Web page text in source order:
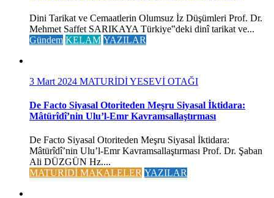
Dini Tarikat ve Cemaatlerin Olumsuz İz Düşümleri Prof. Dr.
Mehmet Saffet SARIKAYA Türkiye‟deki dinî tarikat ve...
Gündem KELAM YAZILAR
3 Mart 2024 MATURİDİ YESEVİ OTAĞI
De Facto Siyasal Otoriteden Meşru Siyasal İktidara:
Mâtürîdî’nin Ulu’l-Emr Kavramsallaştırması
De Facto Siyasal Otoriteden Meşru Siyasal İktidara:
Mâtürîdî’nin Ulu’l-Emr Kavramsallaştırması Prof. Dr. Şaban
Ali DÜZGÜN Hz....
MATURİDİ MAKALELER YAZILAR